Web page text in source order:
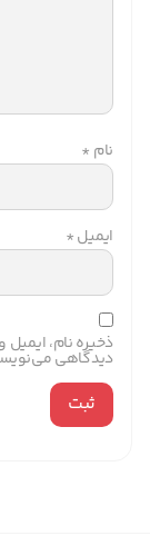
نام *
ایمیل*
ذخیره نام، ایمیل
دیدگاهی